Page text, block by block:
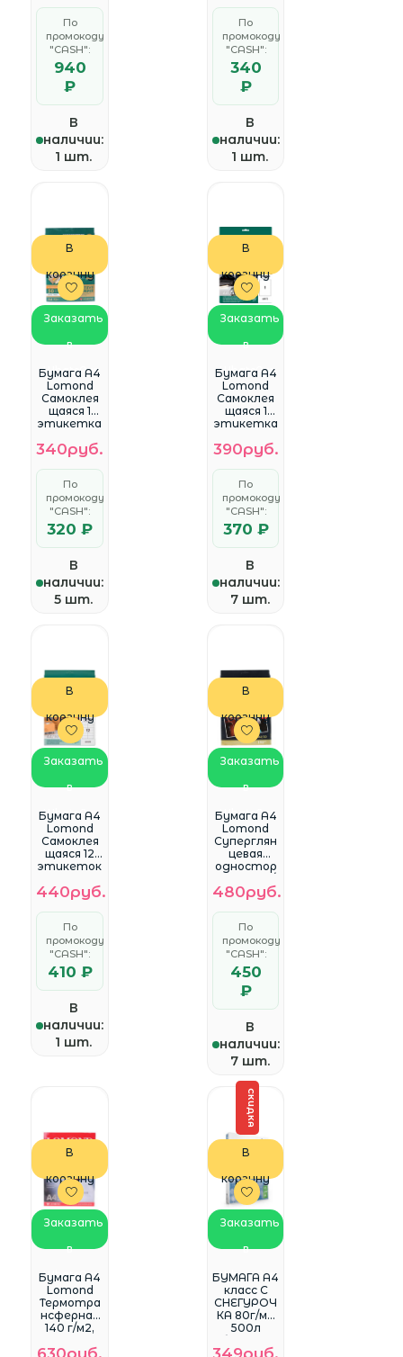
{1/11} для
печати
водорас
По
промокоду
"CASH":
940
₽
В
наличии:
1 шт.
для
печати
водораст
воримы
По
промокоду
"CASH":
340
₽
В
наличии:
1 шт.
В
корзину
Заказать
в
WhatsApp
Бумага A4
Lomond
Самоклея
щаяся 1
этикетка
70 г/м2
50л/п
белая для
лазерной и
струйной
печати
(2100005)
340руб.
По
промокоду
"CASH":
320 ₽
В
наличии:
5 шт.
В
корзину
Заказать
в
WhatsApp
Бумага A4
Lomond
Самоклея
щаяся 1
этикетка
90 г/м2
25л/п
матовая
белая для
струйной
печат
390руб.
По
промокоду
"CASH":
370 ₽
В
наличии:
7 шт.
В
корзину
Заказать
в
WhatsApp
Бумага A4
Lomond
Самоклея
щаяся 12
этикеток
г/м2 50л/п
матовая
белая для
лазерной и
струйной
печати
(2100065)
440руб.
По
промокоду
"CASH":
410 ₽
В
наличии:
1 шт.
В
корзину
Заказать
в
WhatsApp
Бумага A4
Lomond
Суперглян
цевая
одностор
м2 20л.
(1101111)
480руб.
По
промокоду
"CASH":
450
₽
В
наличии:
7 шт.
В
корзину
Заказать
в
WhatsApp
Бумага A4
Lomond
Термотра
нсферная
140 г/м2,
(0808411)
630руб.
СКИДКА
В
корзину
Заказать
в
WhatsApp
БУМАГА A4
класс С
СНЕГУРОЧ
КА 80г/м2
500л
96% 146%
349руб.